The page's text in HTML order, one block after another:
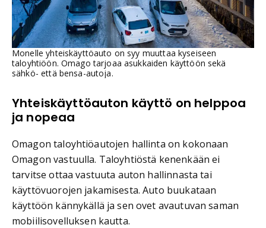
Monelle yhteiskäyttöauto on syy muuttaa kyseiseen
taloyhtiöön. Omago tarjoaa asukkaiden käyttöön sekä
sähkö- että bensa-autoja.
Yhteiskäyttöauton käyttö on helppoa
ja nopeaa
Omagon taloyhtiöautojen hallinta on kokonaan
Omagon vastuulla. Taloyhtiöstä kenenkään ei
tarvitse ottaa vastuuta auton hallinnasta tai
käyttövuorojen jakamisesta. Auto buukataan
käyttöön kännykällä ja sen ovet avautuvan saman
mobiilisovelluksen kautta.